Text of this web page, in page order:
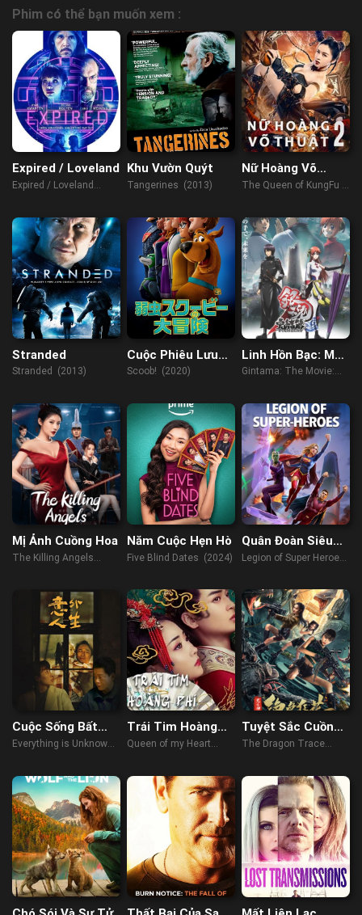
Phim có thể bạn muốn xem :
Expired / Loveland
Expired / Loveland
Khu Vườn Quýt
Tangerines (2013)
Nữ Hoàng Võ
Thuật 2
The Queen of KungFu 2
Stranded
Stranded (2013)
Cuộc Phiêu Lưu
Của ScoobyDoo
Scoob! (2020)
Linh Hồn Bạc: Mãi
Mãi Là Tiệm Vạn
Gintama: The Movie:
Forever Yorozuya
(2022)
Mị Ảnh Cuồng Hoa
The Killing Angels
Năm Cuộc Hẹn Hò
Five Blind Dates (2024)
Quân Đoàn Siêu
Anh Hùng
Legion of Super Heroes
Cuộc Sống Bất
Ngờ
Everything is Unknown
Trái Tim Hoàng
Phi
Queen of my Heart
Tuyệt Sắc Cuồng
Hoa: Long Tích
The Dragon Trace
Flowers (2023)